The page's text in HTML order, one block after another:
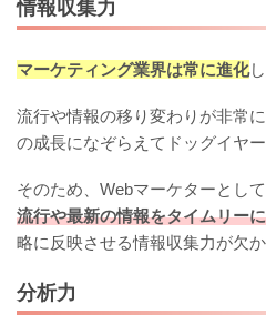
情報収集力
マーケティング業界は常に進化
流行や情報の移り変わりが非常
の成長になぞらえてドッグイヤ
そのため、Webマーケターとし
流行や最新の情報をタイムリー
略に反映させる情報収集力が欠か
分析力